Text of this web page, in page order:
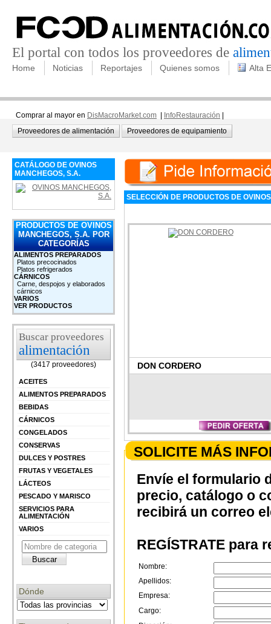
El portal con todos los proveedores de
Home Noticias Reportajes Quienes somos Alta
Comprar al mayor en DisMacroMarket.com InfoRestauración
Proveedores de alimentación
Proveedores de equipamiento
CATÁLOGO DE OVINOS
MANCHEGOS, S.A.
PRODUCTOS DE OVINOS
MANCHEGOS, S.A. POR
CATEGORÍAS
ALIMENTOS PREPARADOS
Platos precocinados
Platos refrigerados
CÁRNICOS
Carne, despojos y elaborados
cárnicos
VARIOS
VER PRODUCTOS
Buscar proveedores
alimentación
(3417 proveedores)
ACEITES
ALIMENTOS PREPARADOS
BEBIDAS
CÁRNICOS
CONGELADOS
CONSERVAS
DULCES Y POSTRES
FRUTAS Y VEGETALES
LÁCTEOS
PESCADO Y MARISCO
SERVICIOS PARA
ALIMENTACIÓN
VARIOS
Dónde
SELECCIÓN DE PRODUCTOS DE
DON CORDERO
SOLICITE MÁS
Envíe el formulario
precio, catálogo o
recibirá un correo
REGÍSTRATE para
Nombre:
Apellidos:
Empresa:
Cargo: